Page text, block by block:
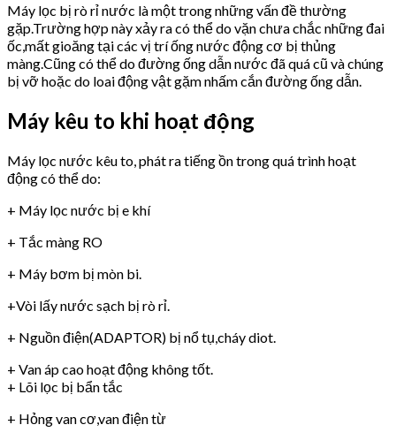
Máy lọc bị rò rỉ nước là một trong những vấn đề thường
gặp.Trường hợp này xảy ra có thể do vặn chưa chắc những đai
ốc,mất gioăng tại các vị trí ống nước động cơ bị thủng
màng.Cũng có thể do đường ống dẫn nước đã quá cũ và chúng
bị vỡ hoặc do loai động vật gặm nhấm cắn đường ống dẫn.
Máy kêu to khi hoạt động
Máy lọc nước kêu to, phát ra tiếng ồn trong quá trình hoạt
động có thể do:
+ Máy lọc nước bị e khí
+ Tắc màng RO
+ Máy bơm bị mòn bi.
+Vòi lấy nước sạch bị rò rỉ.
+ Nguồn điện(ADAPTOR) bị nổ tụ,cháy diot.
+ Van áp cao hoạt động không tốt.
+ Lõi lọc bị bẩn tắc
+ Hỏng van cơ,van điện từ